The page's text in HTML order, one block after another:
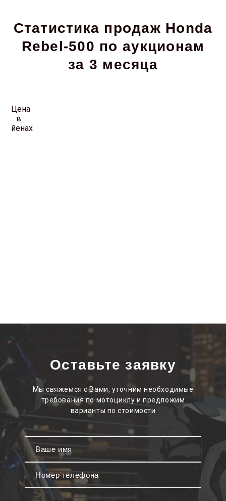
Статистика продаж Honda
Rebel-500 по аукционам
за 3 месяца
Цена
в
йенах
Оставьте заявку
Мы свяжемся с Вами, уточним необходимые
требования по мотоциклу и предложим
варианты по стоимости